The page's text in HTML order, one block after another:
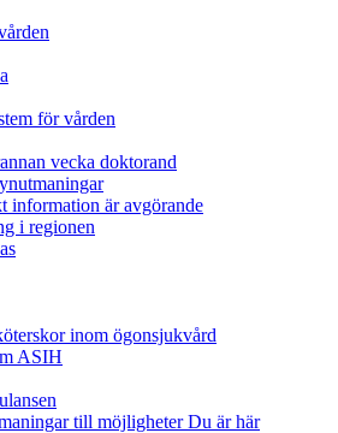
för vården
vecka doktorand
information är avgörande
i regionen
inom ögonsjukvård
ASIH
till möjligheter Du är här